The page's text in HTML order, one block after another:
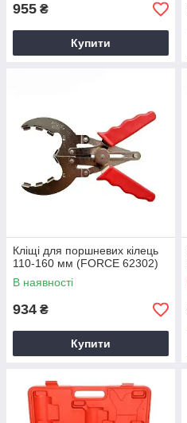
955 ₴
Купити
Кліщі для поршневих кілець
110-160 мм (FORCE 62302)
В наявності
934 ₴
Купити